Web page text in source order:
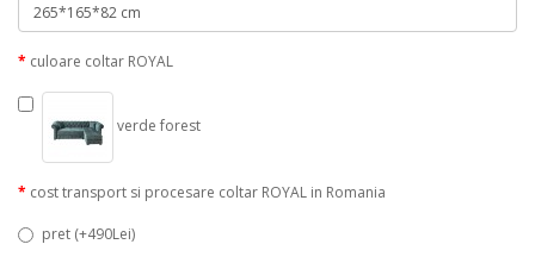
culoare coltar ROYAL
verde forest
cost transport si procesare coltar ROYAL in Romania
pret (+490Lei)